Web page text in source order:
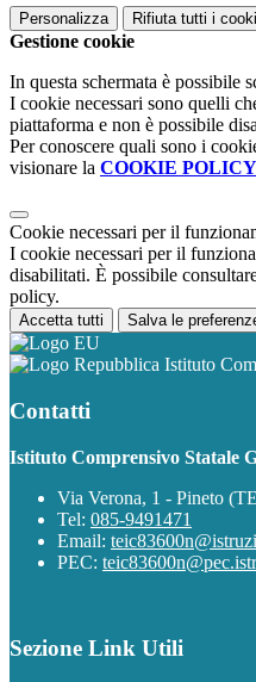
Personalizza Rifiuta tutti i
Gestione cookie
In questa schermata è possibile
I cookie necessari sono quelli
piattaforma e non è possibile
Per conoscere quali sono i
visionare la COOKIE POLICY
Cookie necessari per il
I cookie necessari per il
disabilitati. È possibile
policy.
Accetta tutti Salva le
Istituto
Contatti
Istituto Comprensivo Statale
Via Verona, 1 - Pineto
Tel: 085-9491471
Email:
PEC:
Sezione Link Utili